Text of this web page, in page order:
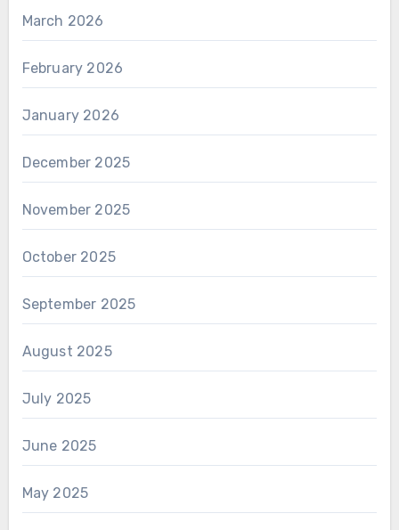
March 2026
February 2026
January 2026
December 2025
November 2025
October 2025
September 2025
August 2025
July 2025
June 2025
May 2025